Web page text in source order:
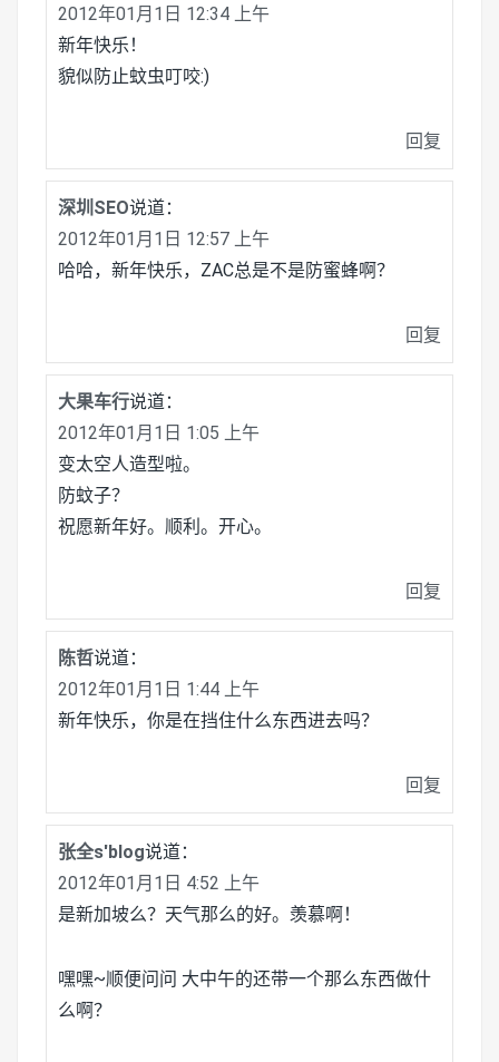
2012年01月1日 12:34 上午
新年快乐！
貌似防止蚊虫叮咬:)
回复
深圳SEO说道：
2012年01月1日 12:57 上午
哈哈，新年快乐，ZAC总是不是防蜜蜂啊？
回复
大果车行说道：
2012年01月1日 1:05 上午
变太空人造型啦。
防蚊子？
祝愿新年好。顺利。开心。
回复
陈哲说道：
2012年01月1日 1:44 上午
新年快乐，你是在挡住什么东西进去吗？
回复
张全s'blog说道：
2012年01月1日 4:52 上午
是新加坡么？天气那么的好。羡慕啊！
嘿嘿~顺便问问 大中午的还带一个那么东西做什
么啊？